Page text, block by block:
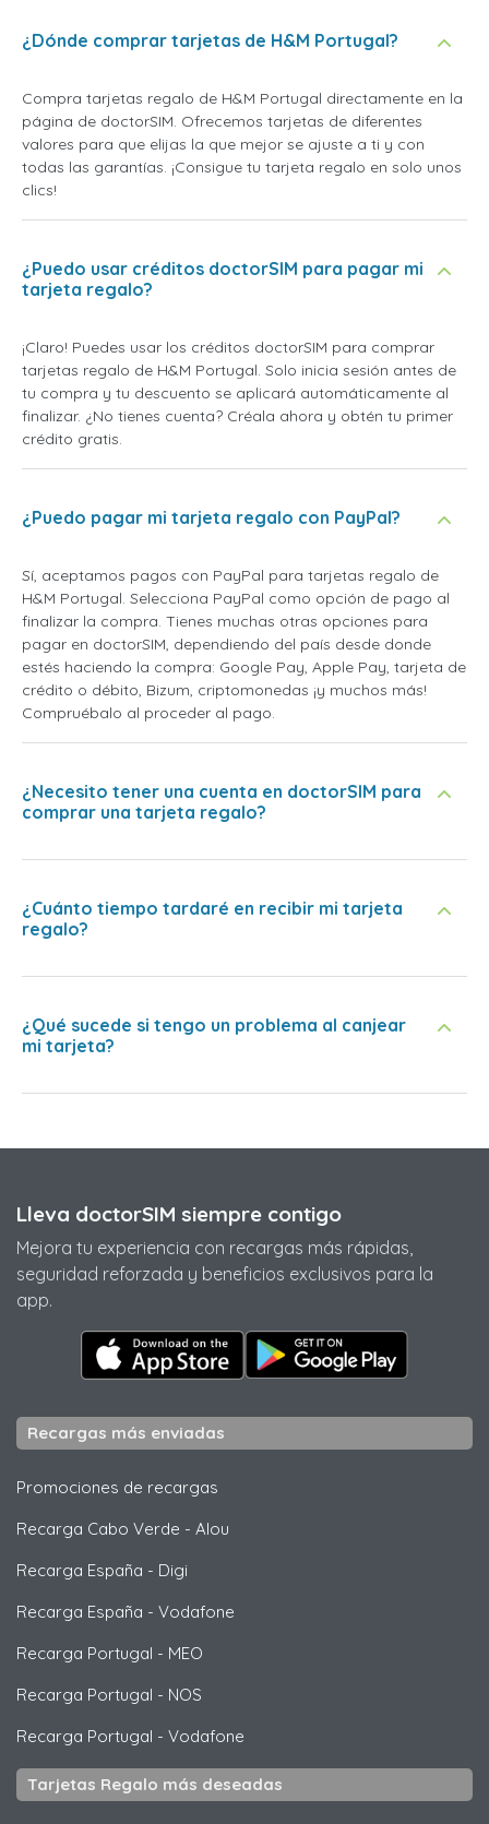
¿Dónde comprar tarjetas de H&M Portugal?
Compra tarjetas regalo de H&M Portugal directamente en la
página de doctorSIM. Ofrecemos tarjetas de diferentes
valores para que elijas la que mejor se ajuste a ti y con
todas las garantías. ¡Consigue tu tarjeta regalo en solo unos
clics!
¿Puedo usar créditos doctorSIM para pagar mi
tarjeta regalo?
¡Claro! Puedes usar los créditos doctorSIM para comprar
tarjetas regalo de H&M Portugal. Solo inicia sesión antes de
tu compra y tu descuento se aplicará automáticamente al
finalizar. ¿No tienes cuenta? Créala ahora y obtén tu primer
crédito gratis.
¿Puedo pagar mi tarjeta regalo con PayPal?
Sí, aceptamos pagos con PayPal para tarjetas regalo de
H&M Portugal. Selecciona PayPal como opción de pago al
finalizar la compra. Tienes muchas otras opciones para
pagar en doctorSIM, dependiendo del país desde donde
estés haciendo la compra: Google Pay, Apple Pay, tarjeta de
crédito o débito, Bizum, criptomonedas ¡y muchos más!
Compruébalo al proceder al pago.
¿Necesito tener una cuenta en doctorSIM para
comprar una tarjeta regalo?
¿Cuánto tiempo tardaré en recibir mi tarjeta
regalo?
¿Qué sucede si tengo un problema al canjear
mi tarjeta?
Lleva doctorSIM siempre contigo
Mejora tu experiencia con recargas más rápidas,
seguridad reforzada y beneficios exclusivos para la
app.
Recargas más enviadas
Promociones de recargas
Recarga Cabo Verde - Alou
Recarga España - Digi
Recarga España - Vodafone
Recarga Portugal - MEO
Recarga Portugal - NOS
Recarga Portugal - Vodafone
Tarjetas Regalo más deseadas